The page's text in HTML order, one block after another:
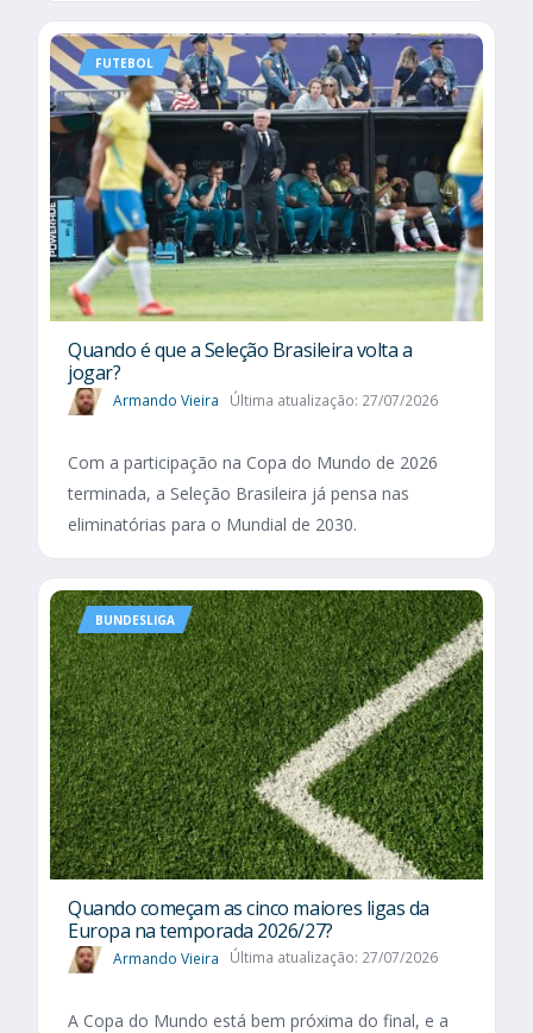
FUTEBOL
Quando é que a Seleção Brasileira volta a
jogar?
Armando Vieira Última atualização: 27/07/2026
Com a participação na Copa do Mundo de 2026
terminada, a Seleção Brasileira já pensa nas
eliminatórias para o Mundial de 2030.
BUNDESLIGA
Quando começam as cinco maiores ligas da
Europa na temporada 2026/27?
Armando Vieira Última atualização: 27/07/2026
A Copa do Mundo está bem próxima do final, e a